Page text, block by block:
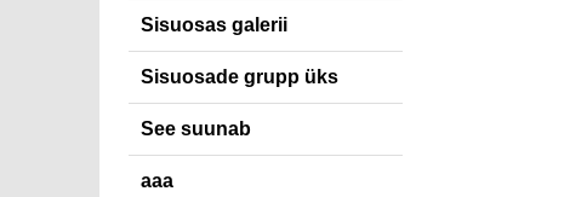
Sisuosas galerii
Sisuosade grupp üks
See suunab
aaa